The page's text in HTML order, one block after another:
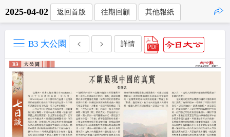
2025-04-02 返回首版 往期回顧 其他報紙
B3 大公園 詳情